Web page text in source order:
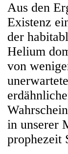
Aus den
Existenz
der
Helium
von
in unserer
prophezeit